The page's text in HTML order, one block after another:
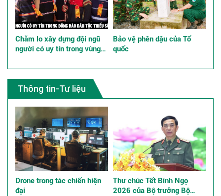
Chăm lo xây dựng đội ngũ
người có uy tín trong vùng
góp phần thực hiện tốt chính
sách dân tộc
Bảo vệ phên dậu của Tổ
quốc
Thông tin-Tư liệu
Drone trong tác chiến hiện
đại
Thư chúc Tết Bính Ngọ
2026 của Bộ trưởng Bộ